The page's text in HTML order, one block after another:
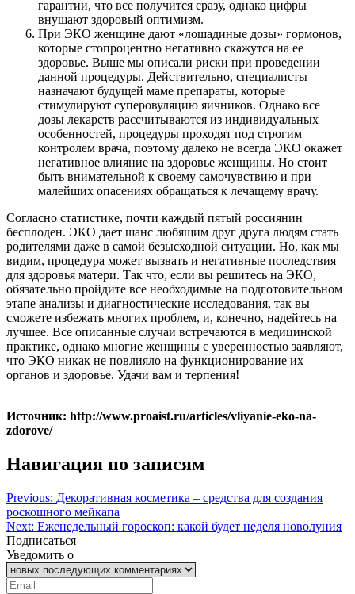
гарантии, что все получится сразу, однако цифры
внушают здоровый оптимизм.
При ЭКО женщине дают «лошадиные дозы» гормонов,
которые стопроцентно негативно скажутся на ее
здоровье. Выше мы описали риски при проведении
данной процедуры. Действительно, специалисты
назначают будущей маме препараты, которые
стимулируют суперовуляцию яичников. Однако все
дозы лекарств рассчитываются из индивидуальных
особенностей, процедуры проходят под строгим
контролем врача, поэтому далеко не всегда ЭКО окажет
негативное влияние на здоровье женщины. Но стоит
быть внимательной к своему самочувствию и при
малейших опасениях обращаться к лечащему врачу.
Согласно статистике, почти каждый пятый россиянин
бесплоден. ЭКО дает шанс любящим друг друга людям стать
родителями даже в самой безысходной ситуации. Но, как мы
видим, процедура может вызвать и негативные последствия
для здоровья матери. Так что, если вы решитесь на ЭКО,
обязательно пройдите все необходимые на подготовительном
этапе анализы и диагностические исследования, так вы
сможете избежать многих проблем, и, конечно, надейтесь на
лучшее. Все описанные случаи встречаются в медицинской
практике, однако многие женщины с уверенностью заявляют,
что ЭКО никак не повлияло на функционирование их
органов и здоровье. Удачи вам и терпения!
Источник: http://www.proaist.ru/articles/vliyanie-eko-na-
zdorove/
Навигация по записям
Previous: Декоративная косметика – средства для создания
роскошного мейкапа
Next: Еженедельный гороскоп: какой будет неделя новолуния
Подписаться
Уведомить о